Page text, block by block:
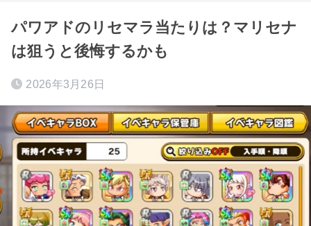
パワアドのリセマラ当たりは？マリセナ
は狙うと後悔するかも
2026年3月26日